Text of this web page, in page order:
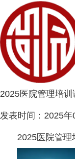
2025医院管理培
发表时间： 2025年
2025医院管